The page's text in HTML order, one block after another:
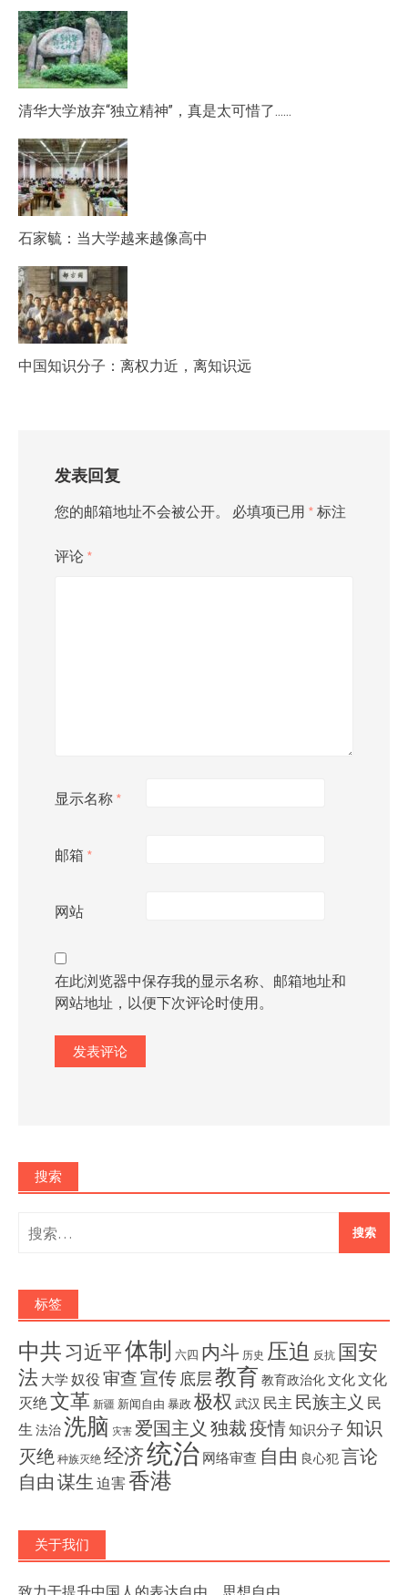
清华大学放弃“独立精神”，真是太可惜了……
石家毓：当大学越来越像高中
中国知识分子：离权力近，离知识远
发表回复
您的邮箱地址不会被公开。 必填项已用 * 标注
评论 *
显示名称 *
邮箱 *
网站
在此浏览器中保存我的显示名称、邮箱地址和
网站地址，以便下次评论时使用。
搜索
搜
索：
标签
中共习近平体制 六四 内斗 历史 压迫 反抗 国安
法 大学 奴役 审查宣传底层教育 教育政治化文化文化
灭绝文革 新疆 新闻自由 暴政 极权 武汉 民主 民族主义 民
生 法治洗脑 灾害 爱国主义 独裁疫情知识分子 知识
灭绝 种族灭绝 经济统治 网络审查 自由 良心犯言论
自由 谋生 迫害香港
关于我们